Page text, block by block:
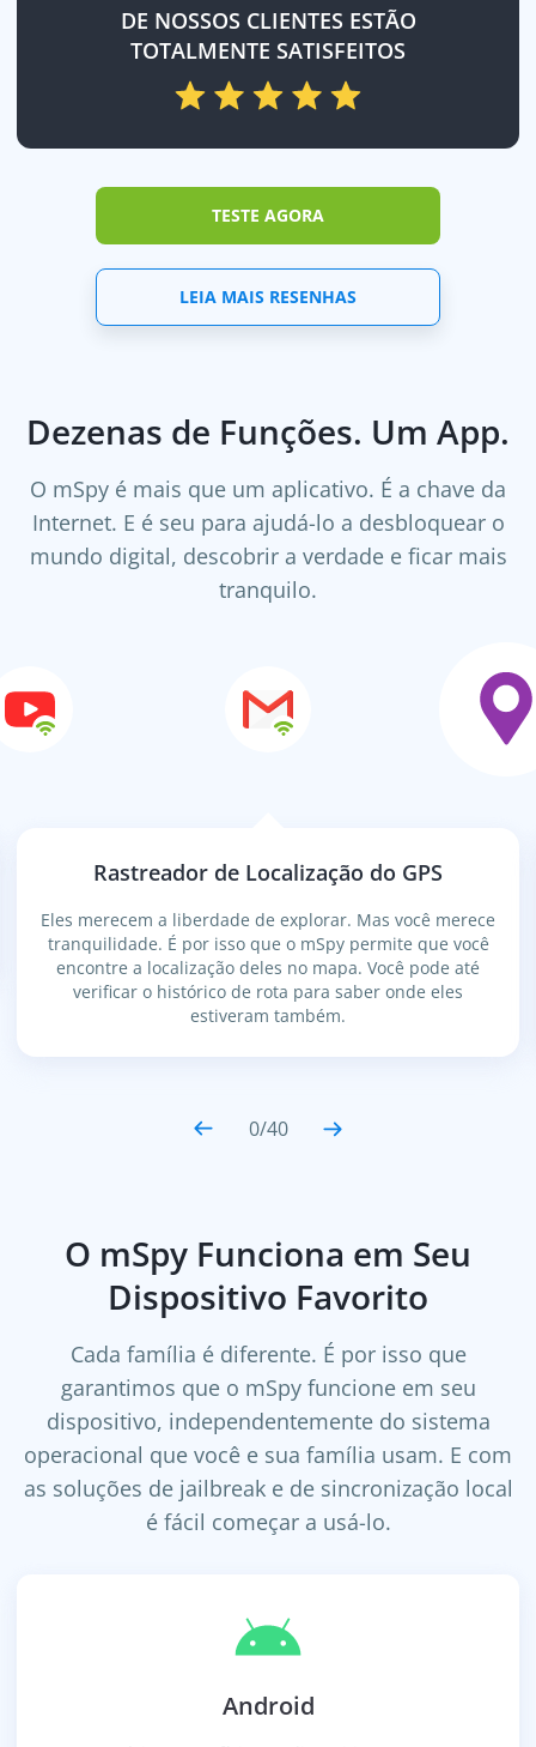
DE NOSSOS CLIENTES ESTÃO
TOTALMENTE SATISFEITOS
TESTE AGORA
LEIA MAIS RESENHAS
Dezenas de Funções. Um App.
O mSpy é mais que um aplicativo. É a chave da
Internet. E é seu para ajudá-lo a desbloquear o
mundo digital, descobrir a verdade e ficar mais
tranquilo.
Rastreador de Localização do GPS
Eles merecem a liberdade de explorar. Mas você merece
tranquilidade. É por isso que o mSpy permite que você
encontre a localização deles no mapa. Você pode até
verificar o histórico de rota para saber onde eles
estiveram também.
0/40
O mSpy Funciona em Seu
Dispositivo Favorito
Cada família é diferente. É por isso que
garantimos que o mSpy funcione em seu
dispositivo, independentemente do sistema
operacional que você e sua família usam. E com
as soluções de jailbreak e de sincronização local
é fácil começar a usá-lo.
Android